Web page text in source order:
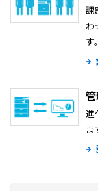
課
わ
す。
進
ま